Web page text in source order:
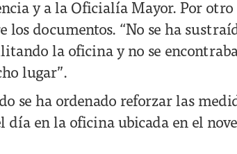
y a la Oficialía Mayor. Por
documentos. “No se ha
la oficina y no se
lugar”.
se ha ordenado reforzar las
día en la oficina ubicada en el